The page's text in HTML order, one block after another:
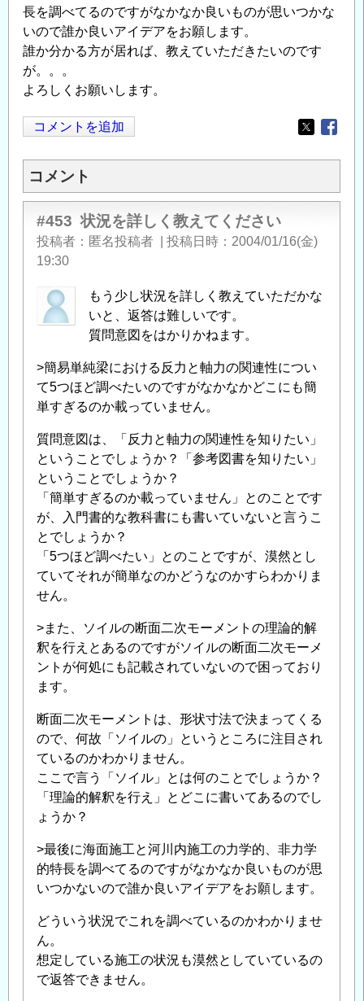
長を調べてるのですがなかなか良いものが思いつかな
いので誰か良いアイデアをお願します。
誰か分かる方が居れば、教えていただきたいのです
が。。。
よろしくお願いします。
コメントを追加
Opens in
コメント
#453 状況を詳しく教えてください
投稿者 匿名投稿者 投稿日時
2004/01/16(金)
19:30
もう少し状況を詳しく教えていただかな
いと、返答は難しいです。
質問意図をはかりかねます。
>簡易単純梁における反力と軸力の関連性につい
て5つほど調べたいのですがなかなかどこにも簡
単すぎるのか載っていません。
質問意図は、「反力と軸力の関連性を知りたい」
ということでしょうか？「参考図書を知りたい」
ということでしょうか？
「簡単すぎるのか載っていません」とのことです
が、入門書的な教科書にも書いていないと言うこ
とでしょうか？
「5つほど調べたい」とのことですが、漠然とし
ていてそれが簡単なのかどうなのかすらわかりま
せん。
>また、ソイルの断面二次モーメントの理論的解
釈を行えとあるのですがソイルの断面二次モーメ
ントが何処にも記載されていないので困っており
ます。
断面二次モーメントは、形状寸法で決まってくる
ので、何故「ソイルの」というところに注目され
ているのかわかりません。
ここで言う「ソイル」とは何のことでしょうか？
「理論的解釈を行え」とどこに書いてあるのでし
ょうか？
>最後に海面施工と河川内施工の力学的、非力学
的特長を調べてるのですがなかなか良いものが思
いつかないので誰か良いアイデアをお願します。
どういう状況でこれを調べているのかわかりませ
ん。
想定している施工の状況も漠然としていているの
で返答できません。